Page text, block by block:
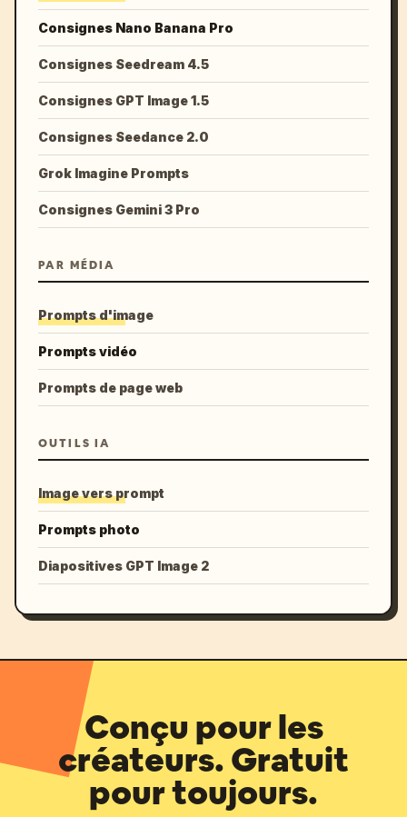
Consignes Nano Banana Pro
Consignes Seedream 4.5
Consignes GPT Image 1.5
Consignes Seedance 2.0
Grok Imagine Prompts
Consignes Gemini 3 Pro
PAR MÉDIA
Prompts d'image
Prompts vidéo
Prompts de page web
OUTILS IA
Image vers prompt
Prompts photo
Diapositives GPT Image 2
Conçu pour les
créateurs. Gratuit
pour toujours.